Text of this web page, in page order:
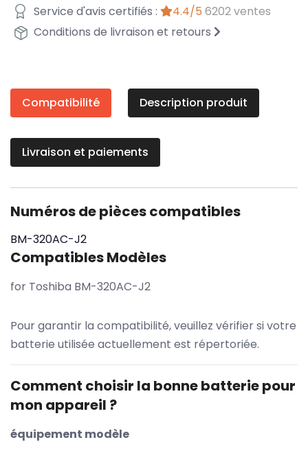
Service d'avis certifiés :
4.4/5 6202 ventes
Conditions de livraison et retours
Compatibilité Description produit
Livraison et paiements
Numéros de pièces compatibles
BM-320AC-J2
Compatibles Modèles
for Toshiba BM-320AC-J2
Pour garantir la compatibilité, veuillez vérifier si votre
batterie utilisée actuellement est répertoriée.
Comment choisir la bonne batterie pour
mon appareil ?
équipement modèle